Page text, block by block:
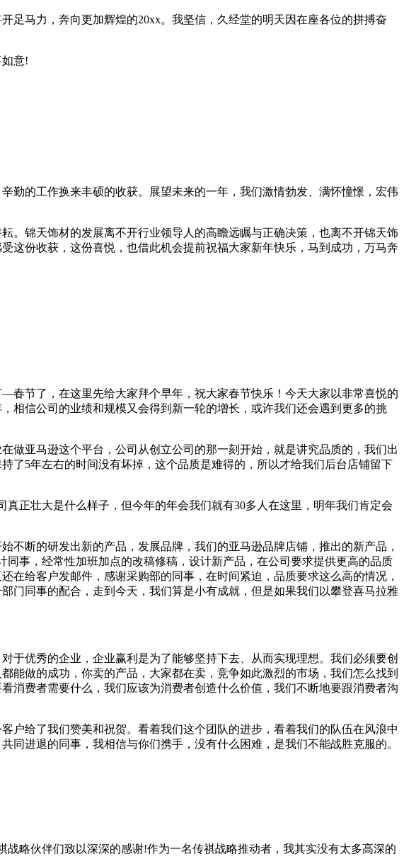
足马力，奔向更加辉煌的20xx。我坚信，久经堂的明天因在座各位的拼搏奋
意!
勤的工作换来丰硕的收获。展望未来的一年，我们激情勃发、满怀憧憬，宏伟
。锦天饰材的发展离不开行业领导人的高瞻远瞩与正确决策，也离不开锦天饰
这份收获，这份喜悦，也借此机会提前祝福大家新年快乐，马到成功，万马奔
春节了，在这里先给大家拜个早年，祝大家春节快乐！今天大家以非常喜悦的
相信公司的业绩和规模又会得到新一轮的增长，或许我们还会遇到更多的挑
做亚马逊这个平台，公司从创立公司的那一刻开始，就是讲究品质的，我们出
了5年左右的时间没有坏掉，这个品质是难得的，所以才给我们后台店铺留下
正壮大是什么样子，但今年的年会我们就有30多人在这里，明年我们肯定会
断的研发出新的产品，发展品牌，我们的亚马逊品牌店铺，推出的新产品，
事，经常性加班加点的改稿修稿，设计新产品，在公司要求提供更高的品质
给客户发邮件，感谢采购部的同事，在时间紧迫，品质要求这么高的情况，
门同事的配合，走到今天，我们算是小有成就，但是如果我们以攀登喜马拉雅
于优秀的企业，企业赢利是为了能够坚持下去、从而实现理想。我们必须要创
能做的成功，你卖的产品，大家都在卖，竞争如此激烈的市场，我们怎么找到
消费者需要什么，我们应该为消费者创造什么价值，我们不断地要跟消费者沟
户给了我们赞美和祝贺。看着我们这个团队的进步，看着我们的队伍在风浪中
进退的同事，我相信与你们携手，没有什么困难，是我们不能战胜克服的。
略伙伴们致以深深的感谢!作为一名传祺战略推动者，我其实没有太多高深的